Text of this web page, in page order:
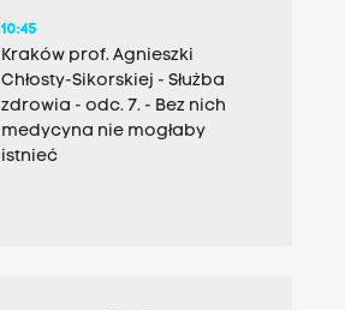
10:45
Kraków prof. Agnieszki
Chłosty-Sikorskiej - Służba
zdrowia - odc. 7. - Bez nich
medycyna nie mogłaby
istnieć